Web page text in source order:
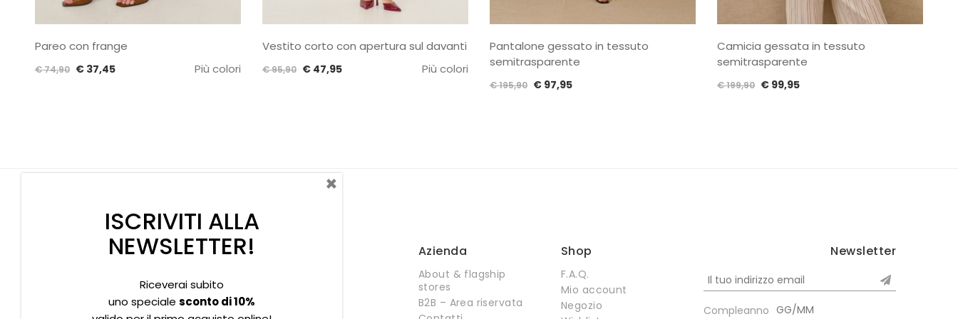
Pareo con frange
€74,90 Il
€37,45Il
Più colori
Vestito corto con apertura sul davanti
€95,90 Il
€47,95Il
Più colori
Pantalone gessato in tessuto
semitrasparente
€195,90 Il
€97,95Il
Camicia gessata in tessuto
semitrasparente
€199,90 Il
€99,95Il
Privacy policy Informativa Cookies
Azienda
About & flagship
stores
B2B – Area riservata
Shop
F.A.Q.
Mio account
Negozio
Newsletter
Compleanno
ISCRIVITI ALLA
NEWSLETTER!
Riceverai subito
uno speciale sconto di 10%
×